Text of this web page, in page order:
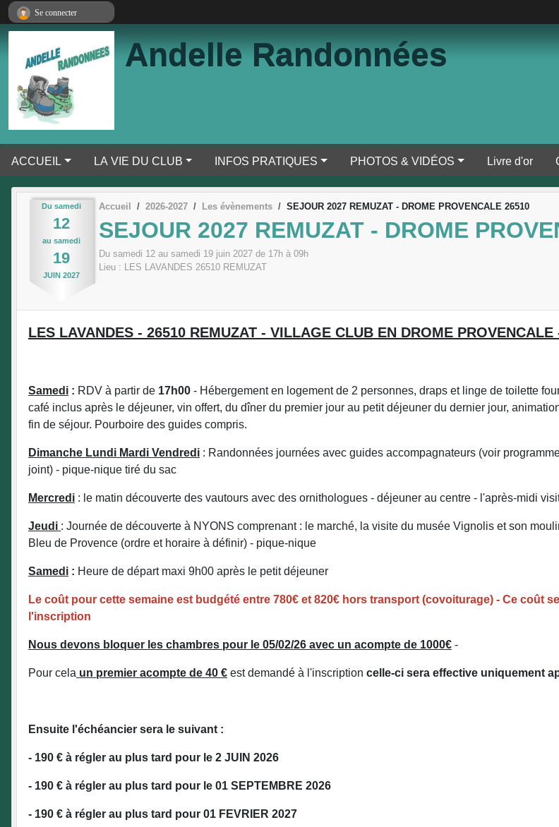
Andelle Randonnées
ACCUEIL LA VIE DU CLUB INFOS PRATIQUES PHOTOS & VIDÉOS Livre d'or
Du samedi
12
au samedi
19
JUIN 2027
Accueil 2026-2027 Les évènements SEJOUR 2027 REMUZAT - DROME PROVENCALE 26510
SEJOUR 2027 REMUZAT - DROME
Du samedi 12 au samedi 19 juin 2027 de 17h à 09h
Lieu : LES LAVANDES 26510 REMUZAT
LES LAVANDES - 26510 REMUZAT - VILLAGE CLUB EN DROME PROVENCALE
Samedi : RDV à partir de 17h00 - Hébergement en logement de 2 personnes, draps et linge de toilette
café inclus après le déjeuner, vin offert, du dîner du premier jour au petit déjeuner du dernier jour,
fin de séjour. Pourboire des guides compris.
Dimanche Lundi Mardi Vendredi : Randonnées journées avec guides accompagnateurs (voir
joint) - pique-nique tiré du sac
Mercredi : le matin découverte des vautours avec des ornithologues - déjeuner au centre - l'après-midi
Jeudi : Journée de découverte à NYONS comprenant : le marché, la visite du musée Vignolis et son
Bleu de Provence (ordre et horaire à définir) - pique-nique
Samedi : Heure de départ maxi 9h00 après le petit déjeuner
Le coût pour cette semaine est budgété entre 780€ et 820€ hors transport (covoiturage) - Ce coût
l'inscription
Nous devons bloquer les chambres pour le 05/02/26 avec un acompte de 1000€ -
Pour cela un premier acompte de 40 € est demandé à l'inscription celle-ci sera effective uniquement
Ensuite l'échéancier sera le suivant :
- 190 € à régler au plus tard pour le 2 JUIN 2026
- 190 € à régler au plus tard pour le 01 SEPTEMBRE 2026
- 190 € à régler au plus tard pour 01 FEVRIER 2027
Se connecter
Panneau de gestion des cookies